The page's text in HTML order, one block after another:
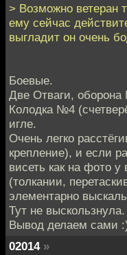
> Возможно ветеран
ему сейчас
выгладит он очень
Боевые.
Две Отваги,
Колодка №4
игле.
Очень легко
крепление), и если
висеть как на фото
(толкании,
элементарно
Тут не
Вывод делаем сами
02014 »